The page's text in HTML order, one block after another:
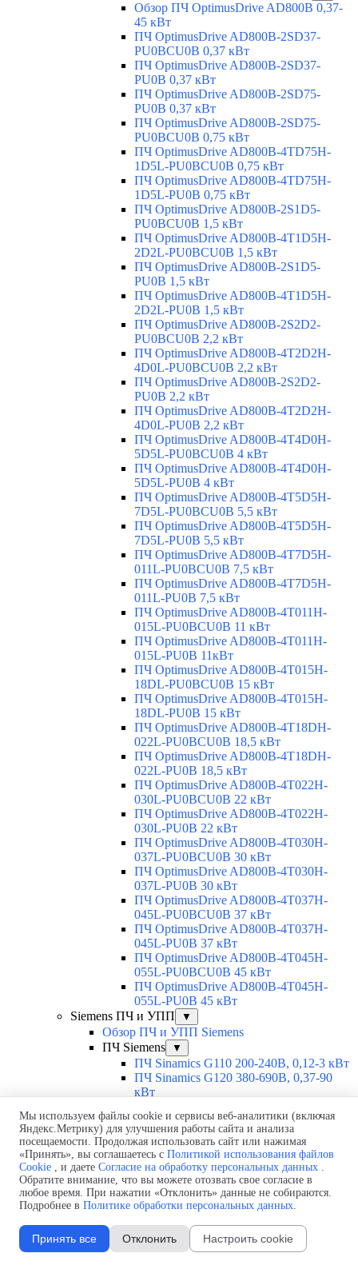
Обзор ПЧ OptimusDrive AD800B 0,37-
45 кВт
ПЧ OptimusDrive AD800B-2SD37-
PU0BCU0B 0,37 кВт
ПЧ OptimusDrive AD800B-2SD37-
PU0B 0,37 кВт
ПЧ OptimusDrive AD800B-2SD75-
PU0B 0,37 кВт
ПЧ OptimusDrive AD800B-2SD75-
PU0BCU0B 0,75 кВт
ПЧ OptimusDrive AD800B-4TD75H-
1D5L-PU0BCU0B 0,75 кВт
ПЧ OptimusDrive AD800B-4TD75H-
1D5L-PU0B 0,75 кВт
ПЧ OptimusDrive AD800B-2S1D5-
PU0BCU0B 1,5 кВт
ПЧ OptimusDrive AD800B-4T1D5H-
2D2L-PU0BCU0B 1,5 кВт
ПЧ OptimusDrive AD800B-2S1D5-
PU0B 1,5 кВт
ПЧ OptimusDrive AD800B-4T1D5H-
2D2L-PU0B 1,5 кВт
ПЧ OptimusDrive AD800B-2S2D2-
PU0BCU0B 2,2 кВт
ПЧ OptimusDrive AD800B-4T2D2H-
4D0L-PU0BCU0B 2,2 кВт
ПЧ OptimusDrive AD800B-2S2D2-
PU0B 2,2 кВт
ПЧ OptimusDrive AD800B-4T2D2H-
4D0L-PU0B 2,2 кВт
ПЧ OptimusDrive AD800B-4T4D0H-
5D5L-PU0BCU0B 4 кВт
ПЧ OptimusDrive AD800B-4T4D0H-
5D5L-PU0B 4 кВт
ПЧ OptimusDrive AD800B-4T5D5H-
7D5L-PU0BCU0B 5,5 кВт
ПЧ OptimusDrive AD800B-4T5D5H-
7D5L-PU0B 5,5 кВт
ПЧ OptimusDrive AD800B-4T7D5H-
011L-PU0BCU0B 7,5 кВт
ПЧ OptimusDrive AD800B-4T7D5H-
011L-PU0B 7,5 кВт
ПЧ OptimusDrive AD800B-4T011H-
015L-PU0BCU0B 11 кВт
ПЧ OptimusDrive AD800B-4T011H-
015L-PU0B 11кВт
ПЧ OptimusDrive AD800B-4T015H-
18DL-PU0BCU0B 15 кВт
ПЧ OptimusDrive AD800B-4T015H-
18DL-PU0B 15 кВт
ПЧ OptimusDrive AD800B-4T18DH-
022L-PU0BCU0B 18,5 кВт
ПЧ OptimusDrive AD800B-4T18DH-
022L-PU0B 18,5 кВт
ПЧ OptimusDrive AD800B-4T022H-
030L-PU0BCU0B 22 кВт
ПЧ OptimusDrive AD800B-4T022H-
030L-PU0B 22 кВт
ПЧ OptimusDrive AD800B-4T030H-
037L-PU0BCU0B 30 кВт
ПЧ OptimusDrive AD800B-4T030H-
037L-PU0B 30 кВт
ПЧ OptimusDrive AD800B-4T037H-
045L-PU0BCU0B 37 кВт
ПЧ OptimusDrive AD800B-4T037H-
045L-PU0B 37 кВт
ПЧ OptimusDrive AD800B-4T045H-
055L-PU0BCU0B 45 кВт
ПЧ OptimusDrive AD800B-4T045H-
055L-PU0B 45 кВт
Siemens ПЧ и УПП
▼
Обзор ПЧ и УПП Siemens
ПЧ Siemens
▼
ПЧ Sinamics G110 200-240В, 0,12-3 кВт
ПЧ Sinamics G120 380-690В, 0,37-90
кВт
ПЧ Sinamics G120D 300-500В, 0,75-7,5
кВт
ПЧ Sinamics G120P 380-480В, 0,37-90
кВт
ПЧ Sinamics G130 380-690В, 75-800
кВт
ПЧ Sinamics G150 380-690В, 75-800
кВт
ПЧ Sinamics V20 200-480В, 0,12-30 кВт
ПЧ Sinamics V50 380-415В, 55-500 кВт
Мы используем файлы cookie и сервисы веб-аналитики (включая
Яндекс.Метрику) для улучшения работы сайта и анализа
посещаемости. Продолжая использовать сайт или нажимая
«Принять», вы соглашаетесь с Политикой использования файлов
Cookie , и даете Согласие на обработку персональных данных .
Обратите внимание, что вы можете отозвать свое согласие в
любое время. При нажатии «Отклонить» данные не собираются.
Подробнее в Политике обработки персональных данных.
Принять все Отклонить Настроить cookie